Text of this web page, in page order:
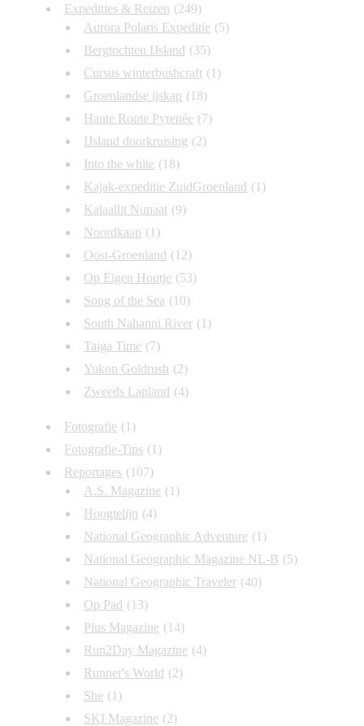
Expedities & Reizen (249)
Aurora Polaris Expeditie (5)
Bergtochten IJsland (35)
Cursus winterbushcraft (1)
Groenlandse ijskap (18)
Haute Route Pyrenée (7)
IJsland doorkruising (2)
Into the white (18)
Kajak-expeditie ZuidGroenland (1)
Kalaallit Nunaat (9)
Noordkaap (1)
Oost-Groenland (12)
Op Eigen Houtje (53)
Song of the Sea (10)
South Nahanni River (1)
Taiga Time (7)
Yukon Goldrush (2)
Zweeds Lapland (4)
Fotografie (1)
Fotografie-Tips (1)
Reportages (107)
A.S. Magazine (1)
Hoogtelijn (4)
National Geographic Adventure (1)
National Geographic Magazine NL-B (5)
National Geographic Traveler (40)
Op Pad (13)
Plus Magazine (14)
Run2Day Magazine (4)
Runner's World (2)
She (1)
SKI Magazine (2)